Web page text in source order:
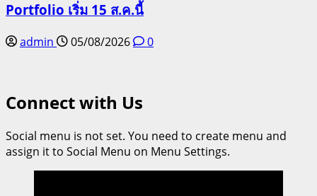
Portfolio เริ่ม 15 ส.ค.นี้
admin 05/08/2026 0
Connect with Us
Social menu is not set. You need to create menu and
assign it to Social Menu on Menu Settings.